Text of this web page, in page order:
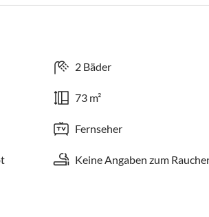
2 Bäder
73 m²
Fernseher
Keine Angaben zum